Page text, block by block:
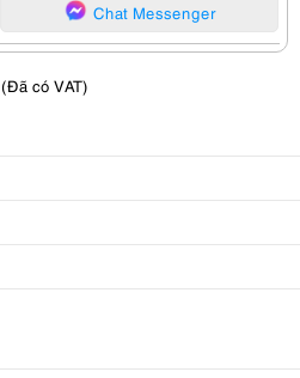
Chat Messenger
(Đã có VAT)